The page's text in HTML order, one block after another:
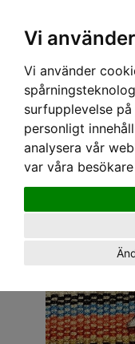
Vi
Vi använder
surfupplevelse
personligt
analysera vår
var våra
Hem› ACCESSOARER ›